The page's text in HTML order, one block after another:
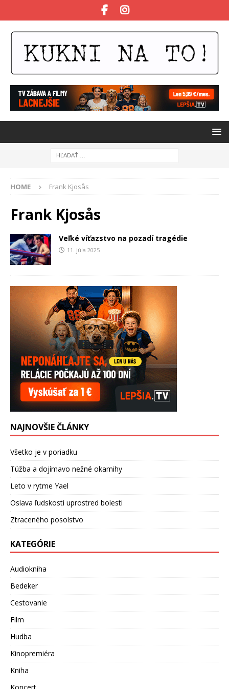
HOME Frank Kjosås
Frank Kjosås
Veľké víťazstvo na pozadí tragédie
11. júla 2025
NAJNOVŠIE ČLÁNKY
Všetko je v poriadku
Túžba a dojímavo nežné okamihy
Leto v rytme Yael
Oslava ľudskosti uprostred bolesti
Ztraceného posolstvo
KATEGÓRIE
Audiokniha
Bedeker
Cestovanie
Film
Hudba
Kinopremiéra
Kniha
Koncert